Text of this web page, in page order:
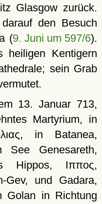
Glasgow zurück.
den Besuch
(9. Juni um 597/6).
heiligen Kentigern
sein Grab
13. Januar 713,
Martyrium, in
, in Batanea,
See Genesareth,
Hippos, Ιππος,
Gev, und Gadara,
Golan in Richtung